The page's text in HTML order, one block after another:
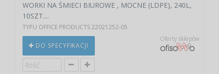
WORKI NA ŚMIECI BIUROWE , MOCNE (LDPE), 240L,
10SZT....
TYPU OFFICE PRODUCTS 22021252-05
DO SPECYFIKACJI
Oferty sklepów